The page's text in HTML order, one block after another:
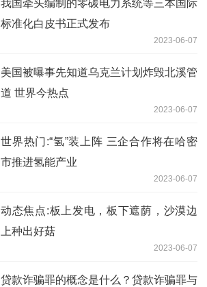
我国牵头编制的零碳电力系统等三本国际
标准化白皮书正式发布
2023-06-07
美国被曝事先知道乌克兰计划炸毁北溪管
道 世界今热点
2023-06-07
世界热门:“氢”装上阵 三企合作将在哈密
市推进氢能产业
2023-06-07
动态焦点:板上发电，板下遮荫，沙漠边
上种出好菇
2023-06-07
贷款诈骗罪的概念是什么？贷款诈骗罪与